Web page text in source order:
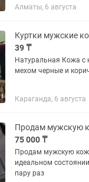
Алматы, 6 августа
Куртки мужские
39 ₸
Натуральная Кожа с
мехом черные и
Караганда, 6 августа
75 000 ₸
Продам мужскую
идеальном
пару раз